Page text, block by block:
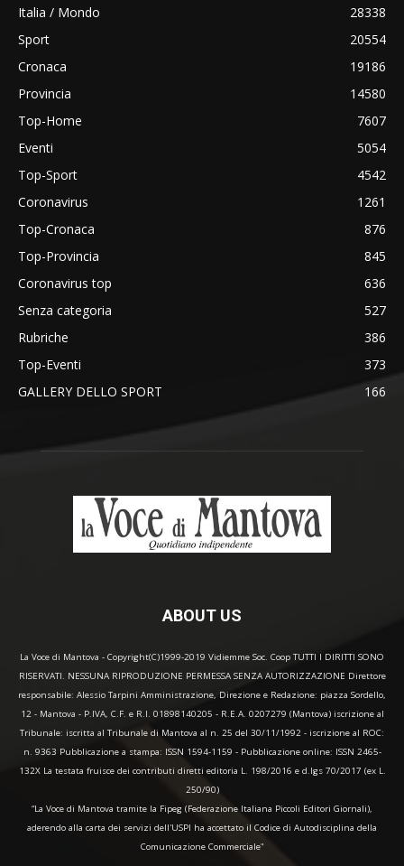
Italia / Mondo
28338
Sport
20554
Cronaca
19186
Provincia
14580
Top-Home
7607
Eventi
5054
Top-Sport
4542
Coronavirus
1261
Top-Cronaca
876
Top-Provincia
845
Coronavirus top
636
Senza categoria
527
Rubriche
386
Top-Eventi
373
GALLERY DELLO SPORT
166
ABOUT US
La Voce di Mantova - Copyright(C)1999-2019 Vidiemme Soc. Coop TUTTI I DIRITTI SONO
RISERVATI. NESSUNA RIPRODUZIONE PERMESSA SENZA AUTORIZZAZIONE Direttore
responsabile: Alessio Tarpini Amministrazione, Direzione e Redazione: piazza Sordello,
12 - Mantova - P.IVA, C.F. e R.I. 01898140205 - R.E.A. 0207279 (Mantova) iscrizione al
Tribunale: iscritta al Tribunale di Mantova al n. 25 del 30/11/1992 - iscrizione al ROC:
n. 9363 Pubblicazione a stampa: ISSN 1594-1159 - Pubblicazione online: ISSN 2465-
132X La testata fruisce dei contributi diretti editoria L. 198/2016 e d.lgs 70/2017 (ex L.
250/90)
“La Voce di Mantova tramite la Fipeg (Federazione Italiana Piccoli Editori Giornali),
aderendo alla carta dei servizi dell'USPI ha accettato il Codice di Autodisciplina della
Comunicazione Commerciale"